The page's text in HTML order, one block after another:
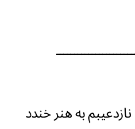
به هنر خندد